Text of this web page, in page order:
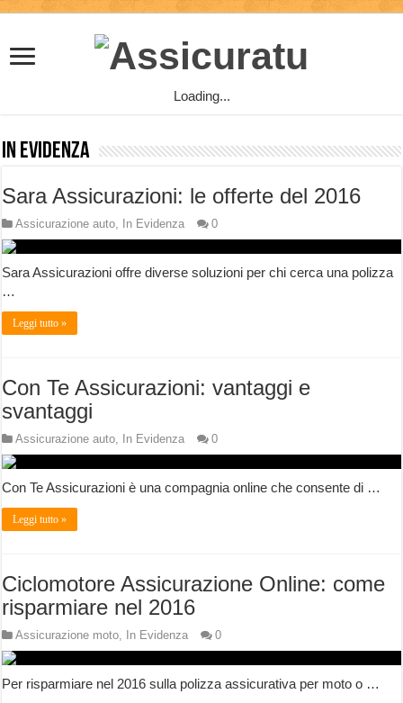
Loading...
In Evidenza
Sara Assicurazioni: le offerte del 2016
Assicurazione auto, In Evidenza 0
Sara Assicurazioni offre diverse soluzioni per chi cerca una polizza
…
Leggi tutto »
Con Te Assicurazioni: vantaggi e
svantaggi
Assicurazione auto, In Evidenza 0
Con Te Assicurazioni è una compagnia online che consente di …
Leggi tutto »
Ciclomotore Assicurazione Online: come
risparmiare nel 2016
Assicurazione moto, In Evidenza 0
Per risparmiare nel 2016 sulla polizza assicurativa per moto o …